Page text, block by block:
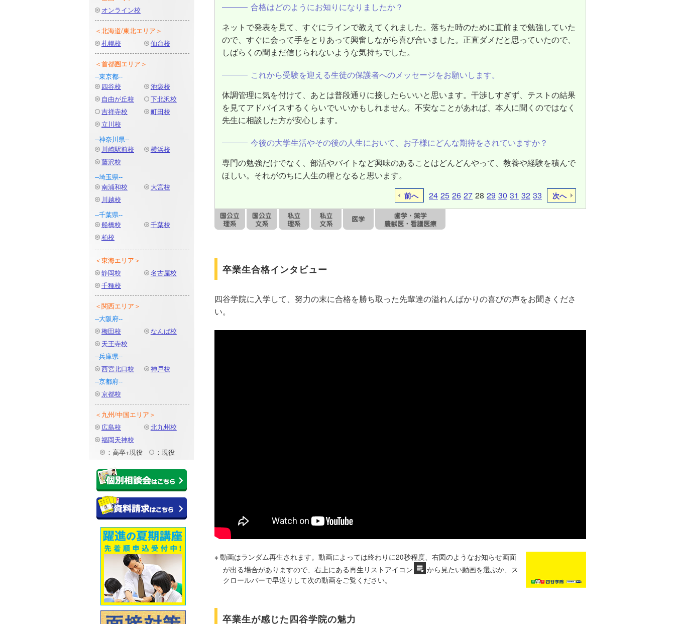
オンライン校
＜北海道/東北エリア＞
札幌校
仙台校
＜首都圏エリア＞
--東京都--
四谷校
池袋校
自由が丘校
下北沢校
吉祥寺校
町田校
立川校
--神奈川県--
川崎駅前校
横浜校
藤沢校
--埼玉県--
南浦和校
大宮校
川越校
--千葉県--
船橋校
千葉校
柏校
＜東海エリア＞
静岡校
名古屋校
千種校
＜関西エリア＞
--大阪府--
梅田校
なんば校
天王寺校
--兵庫県--
西宮北口校
神戸校
--京都府--
京都校
＜九州/中国エリア＞
広島校
北九州校
福岡天神校
：高卒+現役
：現役
合格はどのようにお知りになりましたか？
ネットで発表を見て、すぐにラインで教えてくれました。落ちた時のために直前まで勉強していた
ので、すぐに会って手をとりあって興奮しながら喜び合いました。正直ダメだと思っていたので、
しばらくの間まだ信じられないような気持ちでした。
これから受験を迎える生徒の保護者へのメッセージをお願いします。
体調管理に気を付けて、あとは普段通りに接したらいいと思います。干渉しすぎず、テストの結果
を見てアドバイスするくらいでいいかもしれません。不安なことがあれば、本人に聞くのではなく
先生に相談した方が安心します。
今後の大学生活やその後の人生において、お子様にどんな期待をされていますか？
専門の勉強だけでなく、部活やバイトなど興味のあることはどんどんやって、教養や経験を積んで
ほしい。それがのちに人生の糧となると思います。
前へ 24 25 26 27 28 29 30 31 32 33 次へ
卒業生合格インタビュー
四谷学院に入学して、努力の末に合格を勝ち取った先輩達の溢れんばかりの喜びの声をお聞きくださ
い。
動画はランダム再生されます。動画によっては終わりに20秒程度、右図のようなお知らせ画面
が出る場合がありますので、右上にある再生リストアイコン
から見たい動画を選ぶか、ス
クロールバーで早送りして次の動画をご覧ください。
卒業生が感じた四谷学院の魅力